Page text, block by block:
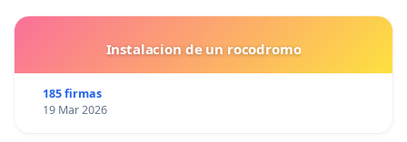
Instalacion de un rocodromo
185 firmas
19 Mar 2026